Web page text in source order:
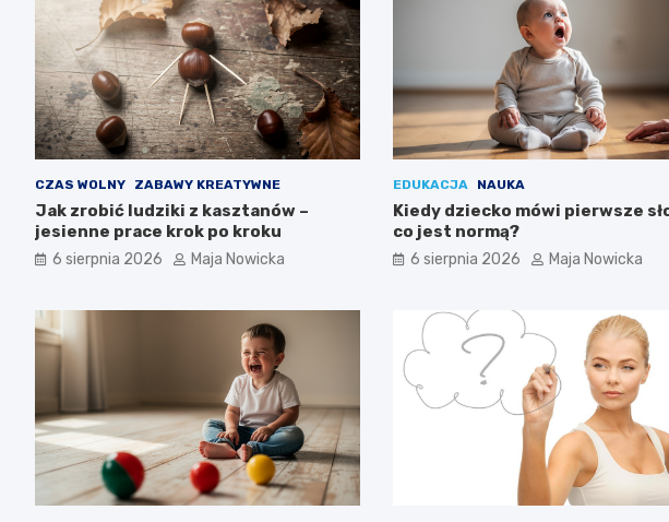
CZAS WOLNY ZABAWY KREATYWNE
Jak zrobić ludziki z kasztanów –
jesienne prace krok po kroku
6 sierpnia 2026 Maja Nowicka
EDUKACJA NAUKA
Kiedy dziecko mówi pierwsze
co jest normą?
6 sierpnia 2026 Maja Nowicka